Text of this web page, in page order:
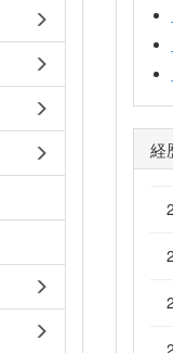
経